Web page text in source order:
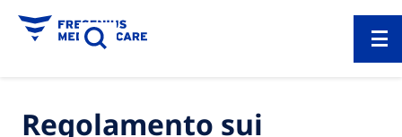
Regolamento sui